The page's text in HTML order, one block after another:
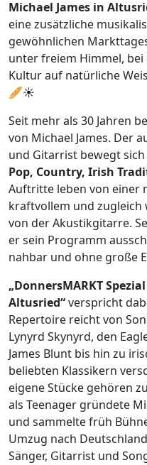
Michael James in
eine zusätzliche
gewöhnlichen
unter freiem Himmel, bei
Kultur auf natürliche
🥖☀️
Seit mehr als 30 Jahren
von Michael James. Der
und Gitarrist bewegt
Pop, Country, Irish
Auftritte leben von einer
kraftvollem und zugleich
von der Akustikgitarre.
er sein Programm
nahbar und ohne große
„DonnersMARKT
Altusried“verspricht
Repertoire reicht von
Lynyrd Skynyrd, den
James Blunt bis hin zu
beliebten Klassikern
eigene Stücke gehören
als Teenager gründete
und sammelte früh
Umzug nach
Sänger, Gitarrist und